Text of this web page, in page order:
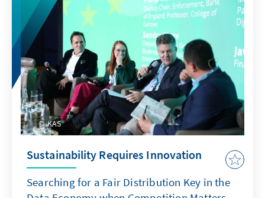
KAS
Sustainability Requires Innovation
Searching for a Fair Distribution Key in the